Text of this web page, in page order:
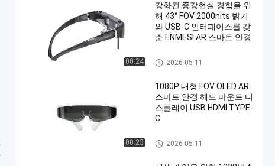
00:24
강화된 증강현실 경험을 위
해 43° FOV 2000nits 밝기
와 USB-C 인터페이스를 갖
춘 ENMESI AR 스마트 안경
AR 스마트 안경
2026-05-11
00:23
1080P 대형 FOV OLED AR
스마트 안경 헤드 마운트 디
스플레이 USB HDMI TYPE-
C
AR 스마트 안경
2026-05-11